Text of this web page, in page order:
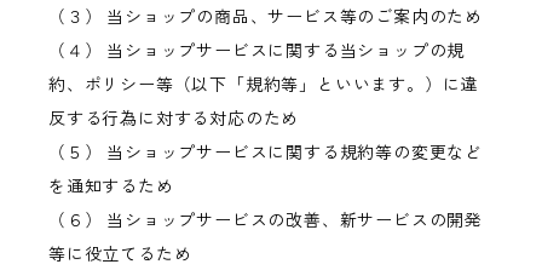
（３） 当ショップの商品、サービス等のご案内のため
（４） 当ショップサービスに関する当ショップの規
約、ポリシー等（以下「規約等」といいます。）に違
反する行為に対する対応のため
（５） 当ショップサービスに関する規約等の変更など
を通知するため
（６） 当ショップサービスの改善、新サービスの開発
等に役立てるため